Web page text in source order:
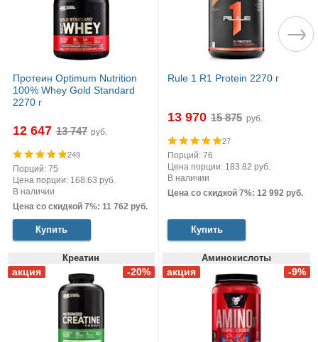
Протеин Optimum Nutrition
100% Whey Gold Standard
2270 г
12 647 руб.
249
Порций: 75
Цена порции: 168.63 руб.
В наличии
Цена со скидкой 7%: 11 762 руб.
Купить
Rule 1 R1 Protein 2270 г
13 970 руб.
27
Порций: 76
Цена порции: 183.82 руб.
В наличии
Цена со скидкой 7%: 12 992 руб.
Купить
Креатин Аминокислоты